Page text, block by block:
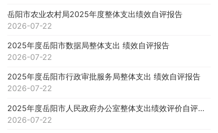
岳阳市农业农村局2025年度整体支出绩效自评报告
2026-07-22
2025年度岳阳市数据局整体支出 绩效自评报告
2026-07-22
2025年度岳阳市行政审批服务局整体支出 绩效自评报告
2026-07-22
2025年度岳阳市人民政府办公室整体支出绩效评价自评报告
2026-07-22